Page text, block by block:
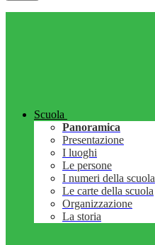
Scuola
Panoramica
Presentazione
I luoghi
Le persone
I numeri della scuola
Le carte della scuola
Organizzazione
La storia